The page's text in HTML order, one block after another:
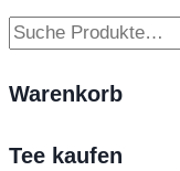
Suchen
Warenkorb
Tee kaufen